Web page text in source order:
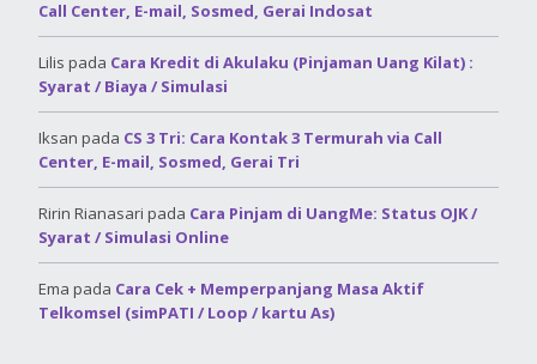
Call Center, E-mail, Sosmed, Gerai Indosat
Lilis pada Cara Kredit di Akulaku (Pinjaman Uang Kilat) :
Syarat / Biaya / Simulasi
Iksan pada CS 3 Tri: Cara Kontak 3 Termurah via Call
Center, E-mail, Sosmed, Gerai Tri
Ririn Rianasari pada Cara Pinjam di UangMe: Status OJK /
Syarat / Simulasi Online
Ema pada Cara Cek + Memperpanjang Masa Aktif
Telkomsel (simPATI / Loop / kartu As)